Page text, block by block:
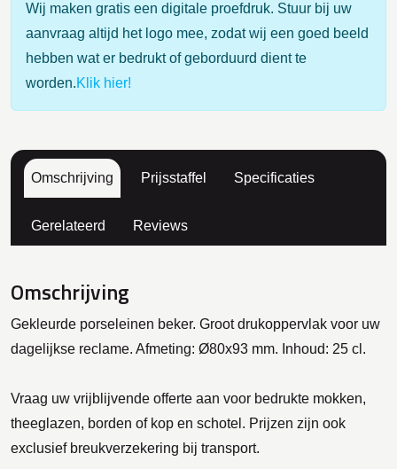
Wij maken gratis een digitale proefdruk. Stuur bij uw
aanvraag altijd het logo mee, zodat wij een goed beeld
hebben wat er bedrukt of geborduurd dient te
worden.Klik hier!
Omschrijving Prijsstaffel Specificaties
Gerelateerd Reviews
Omschrijving
Gekleurde porseleinen beker. Groot drukoppervlak voor uw
dagelijkse reclame. Afmeting: Ø80x93 mm. Inhoud: 25 cl.
Vraag uw vrijblijvende offerte aan voor bedrukte mokken,
theeglazen, borden of kop en schotel. Prijzen zijn ook
exclusief breukverzekering bij transport.